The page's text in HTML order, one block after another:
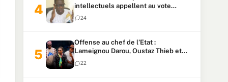
intellectuels appellent au vote
urgent de la révision
constitutionnelle
24
Offense au chef de l’Etat :
Lameignou Darou, Oustaz Thieb et
Ndiaye Touba lourdement
condamnés
22